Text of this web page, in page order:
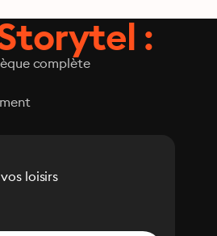
:
complète
loisirs